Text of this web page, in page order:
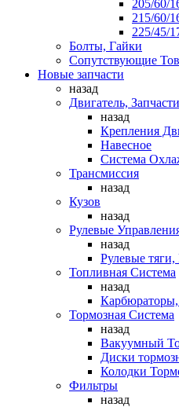
205/60/
215/60/
225/45/
Болты, Гайки
Сопутствующие
Новые запчасти
назад
Двигатель,
назад
Крепления
Навесное
Система
Трансмиссия
назад
Кузов
назад
Рулевые
назад
Рулевые
Топливная Система
назад
Тормозная Система
назад
Вакуумный
Диски
Колодки
Фильтры
назад